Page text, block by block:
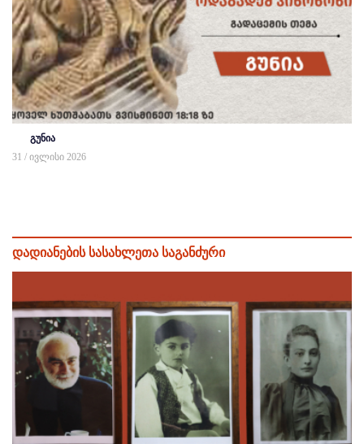
გუნია
31 / ივლისი 2026
დადიანების სასახლეთა საგანძური